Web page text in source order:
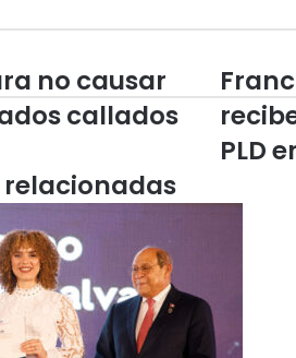
no causar
callados
Francisco
Javier
dice
recibe
respaldo
PLD